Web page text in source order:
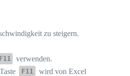
zu steigern.
F11
verwenden.
F11
wird von Excel